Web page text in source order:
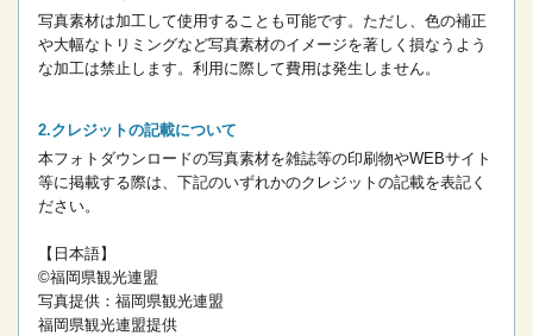
写真素材は加工して使用することも可能です。ただし、色の補正
や大幅なトリミングなど写真素材のイメージを著しく損なうよう
な加工は禁止します。 利用に際して費用は発生しません。
クレジットの記載について
本フォトダウンロードの写真素材を雑誌等の印刷物やWEBサイト
等に掲載する際は、下記のいずれかのクレジットの記載を表記く
ださい。
【日本語】
©福岡県観光連盟
写真提供：福岡県観光連盟
福岡県観光連盟提供